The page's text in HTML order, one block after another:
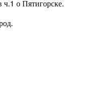
ч.1 о Пятигорске.